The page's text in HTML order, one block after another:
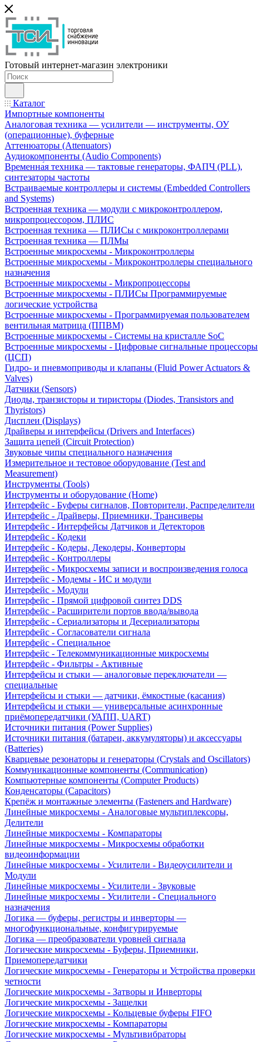
Готовый интернет-магазин электроники
Каталог
Импортные компоненты
Аналоговая техника — усилители — инструменты, ОУ
(операционные), буферные
Аттенюаторы (Attenuators)
Аудиокомпоненты (Audio Components)
Временна́я техника — тактовые генераторы, ФАПЧ (PLL),
синтезаторы частоты
Встраиваемые контроллеры и системы (Embedded Controllers
and Systems)
Встроенная техника — модули с микроконтроллером,
микропроцессором, ПЛИС
Встроенная техника — ПЛИСы с микроконтроллерами
Встроенная техника — ПЛМы
Встроенные микросхемы - Микроконтроллеры
Встроенные микросхемы - Микроконтроллеры специального
назначения
Встроенные микросхемы - Микропроцессоры
Встроенные микросхемы - ПЛИСы Программируемые
логические устройства
Встроенные микросхемы - Программируемая пользователем
вентильная матрица (ППВМ)
Встроенные микросхемы - Системы на кристалле SoC
Встроенные микросхемы - Цифровые сигнальные процессоры
(ЦСП)
Гидро- и пневмоприводы и клапаны (Fluid Power Actuators &
Valves)
Датчики (Sensors)
Диоды, транзисторы и тиристоры (Diodes, Transistors and
Thyristors)
Дисплеи (Displays)
Драйверы и интерфейсы (Drivers and Interfaces)
Защита цепей (Circuit Protection)
Звуковые чипы специального назначения
Измерительное и тестовое оборудование (Test and
Measurement)
Инструменты (Tools)
Инструменты и оборудование (Home)
Интерфейс - Буферы сигналов, Повторители, Распределители
Интерфейс - Драйверы, Приемники, Трансиверы
Интерфейс - Интерфейсы Датчиков и Детекторов
Интерфейс - Кодеки
Интерфейс - Кодеры, Декодеры, Конверторы
Интерфейс - Контроллеры
Интерфейс - Микросхемы записи и воспроизведения голоса
Интерфейс - Модемы - ИС и модули
Интерфейс - Модули
Интерфейс - Прямой цифровой синтез DDS
Интерфейс - Расширители портов ввода/вывода
Интерфейс - Сериализаторы и Десериализаторы
Интерфейс - Согласователи сигнала
Интерфейс - Специальное
Интерфейс - Телекоммуникационные микросхемы
Интерфейс - Фильтры - Активные
Интерфейсы и стыки — аналоговые переключатели —
специальные
Интерфейсы и стыки — датчики, ёмкостные (касания)
Интерфейсы и стыки — универсальные асинхронные
приёмопередатчики (УАПП, UART)
Источники питания (Power Supplies)
Источники питания (батареи, аккумуляторы) и аксессуары
(Batteries)
Кварцевые резонаторы и генераторы (Crystals and Oscillators)
Коммуникационные компоненты (Communication)
Компьютерные компоненты (Computer Products)
Конденсаторы (Capacitors)
Крепёж и монтажные элементы (Fasteners and Hardware)
Линейные микросхемы - Аналоговые мультиплексоры,
Делители
Линейные микросхемы - Компараторы
Линейные микросхемы - Микросхемы обработки
видеоинформации
Линейные микросхемы - Усилители - Видеоусилители и
Модули
Линейные микросхемы - Усилители - Звуковые
Линейные микросхемы - Усилители - Специального
назначения
Логика — буферы, регистры и инверторы —
многофункциональные, конфигурируемые
Логика — преобразователи уровней сигнала
Логические микросхемы - Буферы, Приемники,
Приемопередатчики
Логические микросхемы - Генераторы и Устройства проверки
четности
Логические микросхемы - Затворы и Инверторы
Логические микросхемы - Защелки
Логические микросхемы - Кольцевые буферы FIFO
Логические микросхемы - Компараторы
Логические микросхемы - Мультивибраторы